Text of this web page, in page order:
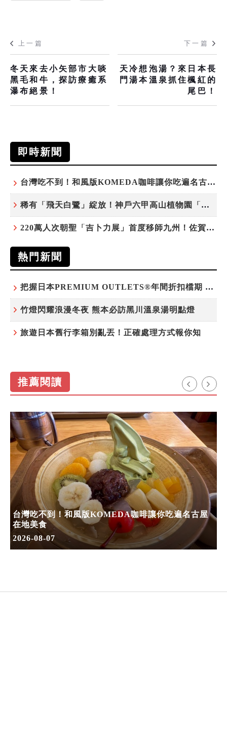
上一篇
冬天來去小矢部市大啖
黑毛和牛，探訪療癒系
瀑布絕景！
下一篇
天冷想泡湯？來日本長
門湯本溫泉抓住楓紅的
尾巴！
即時新聞
台灣吃不到！和風版KOMEDA咖啡讓你吃遍名古屋在地美食
稀有「飛天白鷺」綻放！神戶六甲高山植物園「鷺草」珍貴現身
220萬人次朝聖「吉卜力展」首度移師九州！佐賀站早鳥平日套票8/10搶先開賣
熱門新聞
把握日本PREMIUM OUTLETS®年間折扣檔期 越買越划算
竹燈閃耀浪漫冬夜 熊本必訪黑川溫泉湯明點燈
旅遊日本舊行李箱別亂丟！正確處理方式報你知
推薦閱讀
台灣吃不到！和風版KOMEDA咖啡讓你吃遍名古屋
在地美食
2026-08-07